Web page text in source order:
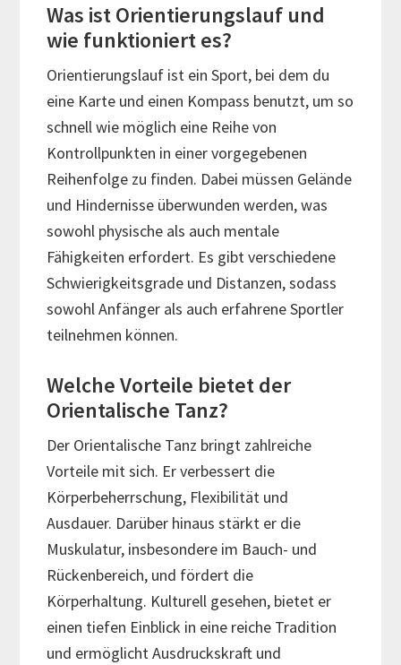
Was ist Orientierungslauf und
wie funktioniert es?
Orientierungslauf ist ein Sport, bei dem du
eine Karte und einen Kompass benutzt, um so
schnell wie möglich eine Reihe von
Kontrollpunkten in einer vorgegebenen
Reihenfolge zu finden. Dabei müssen Gelände
und Hindernisse überwunden werden, was
sowohl physische als auch mentale
Fähigkeiten erfordert. Es gibt verschiedene
Schwierigkeitsgrade und Distanzen, sodass
sowohl Anfänger als auch erfahrene Sportler
teilnehmen können.
Welche Vorteile bietet der
Orientalische Tanz?
Der Orientalische Tanz bringt zahlreiche
Vorteile mit sich. Er verbessert die
Körperbeherrschung, Flexibilität und
Ausdauer. Darüber hinaus stärkt er die
Muskulatur, insbesondere im Bauch- und
Rückenbereich, und fördert die
Körperhaltung. Kulturell gesehen, bietet er
einen tiefen Einblick in eine reiche Tradition
und ermöglicht Ausdruckskraft und